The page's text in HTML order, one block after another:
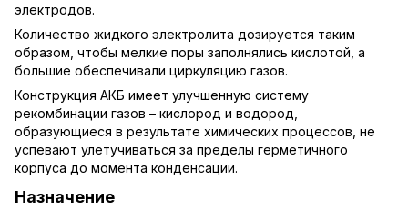
электродов.
Количество жидкого электролита дозируется таким
образом, чтобы мелкие поры заполнялись кислотой, а
большие обеспечивали циркуляцию газов.
Конструкция АКБ имеет улучшенную систему
рекомбинации газов – кислород и водород,
образующиеся в результате химических процессов, не
успевают улетучиваться за пределы герметичного
корпуса до момента конденсации.
Назначение